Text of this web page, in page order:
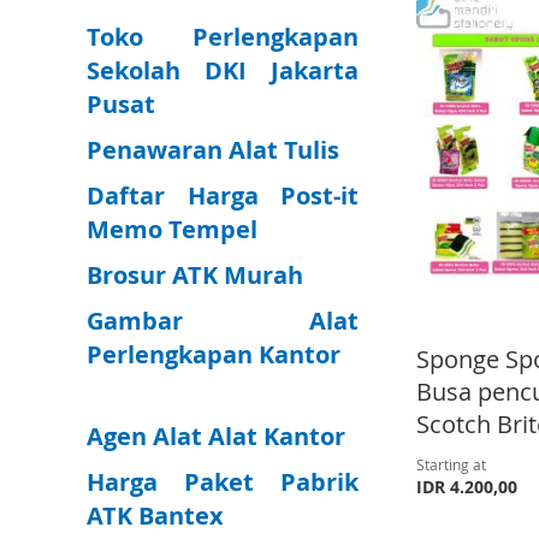
O
W
I
L
T
T
O
C
P
E
I
S
H
L
I
S
T
C
O
M
P
A
R
E
I
S
H
L
I
S
T
C
O
M
P
A
R
E
A
D
D
T
O
W
I
S
H
I
S
T
A
D
D
T
O
C
O
M
A
R
E
Sponge
Busa
Scotch
Starting at
IDR 4.200,00
Toko Perlengkapan
Sekolah DKI Jakarta
Pusat
Penawaran Alat Tulis
Daftar Harga Post-it
Memo Tempel
Brosur ATK Murah
Gambar Alat
Perlengkapan Kantor
Agen Alat Alat Kantor
Harga Paket Pabrik
ATK Bantex